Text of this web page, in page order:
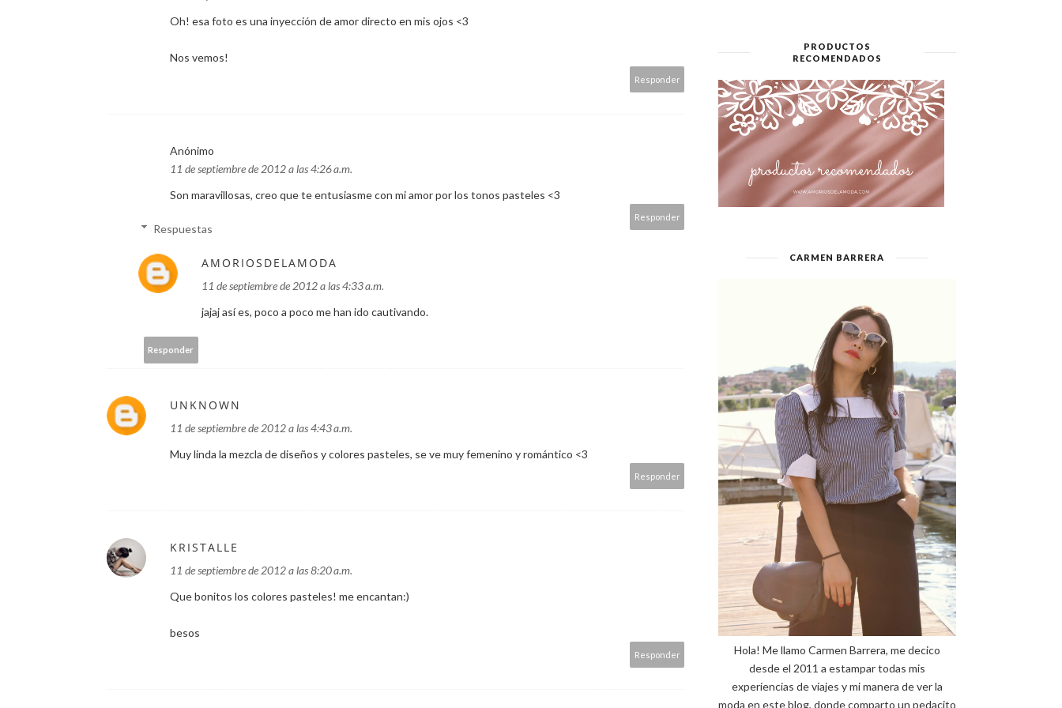
Oh! esa foto es una inyección de amor directo en mis ojos <3
Nos vemos!
Responder
Anónimo
11 de septiembre de 2012 a las 4:26 a.m.
Son maravillosas, creo que te entusiasme con mi amor por los tonos pasteles <3
Responder
Respuestas
AMORIOSDELAMODA
11 de septiembre de 2012 a las 4:33 a.m.
jajaj así es, poco a poco me han ido cautivando.
Responder
UNKNOWN
11 de septiembre de 2012 a las 4:43 a.m.
Muy linda la mezcla de diseños y colores pasteles, se ve muy femenino y romántico <3
Responder
KRISTALLE
11 de septiembre de 2012 a las 8:20 a.m.
Que bonitos los colores pasteles! me encantan:)
besos
Responder
PRODUCTOS
RECOMENDADOS
CARMEN BARRERA
Hola! Me llamo Carmen Barrera, me decico
desde el 2011 a estampar todas mis
experiencias de viajes y mi manera de ver la
moda en este blog, donde comparto un pedacito